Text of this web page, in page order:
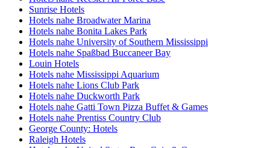
Sunrise Hotels
Hotels nahe Broadwater Marina
Hotels nahe Bonita Lakes Park
Hotels nahe University of Southern Mississippi
Hotels nahe Spaßbad Buccaneer Bay
Louin Hotels
Hotels nahe Mississippi Aquarium
Hotels nahe Lions Club Park
Hotels nahe Duckworth Park
Hotels nahe Gatti Town Pizza Buffet & Games
Hotels nahe Prentiss Country Club
George County: Hotels
Raleigh Hotels